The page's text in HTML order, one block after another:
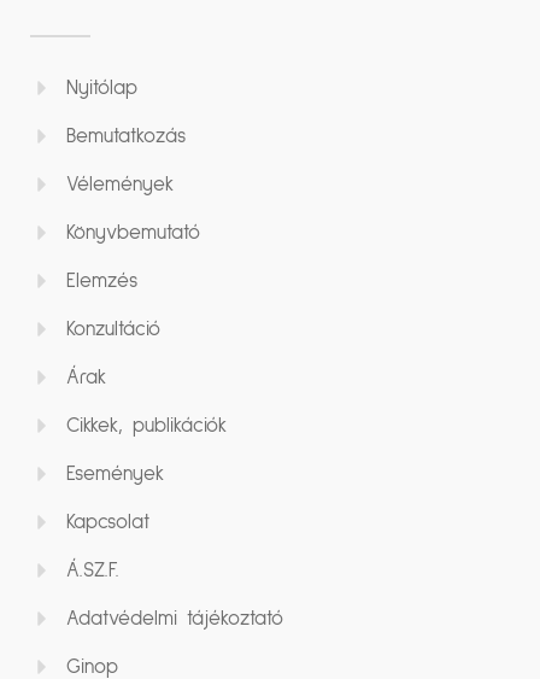
Nyitólap
Bemutatkozás
Vélemények
Könyvbemutató
Elemzés
Konzultáció
Árak
Cikkek, publikációk
Események
Kapcsolat
Á.SZ.F.
Adatvédelmi tájékoztató
Ginop